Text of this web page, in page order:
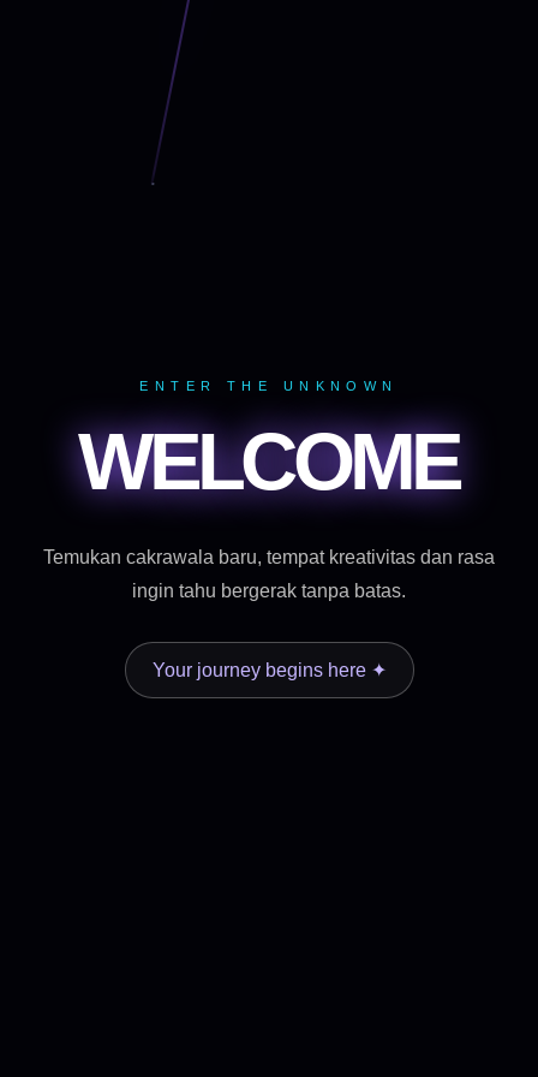
ENTER THE UNKNOWN
WELCOME
Temukan cakrawala baru, tempat kreativitas dan rasa
ingin tahu bergerak tanpa batas.
Your journey begins here ✦